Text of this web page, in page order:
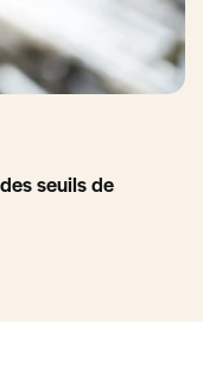
seuils de